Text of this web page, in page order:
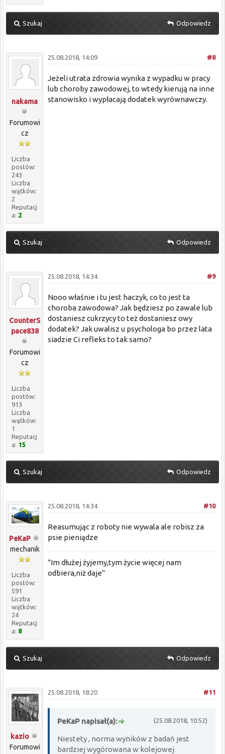
Szukaj Odpowiedz
nakama
Forumowi
cz
Liczba
postów:
243
Liczba
wątków:
2
Reputacj
a: 2
#8
25.08.2018, 14:09
Jeżeli utrata zdrowia wynika z wypadku w pracy
lub choroby zawodowej, to wtedy kierują na inne
stanowisko i wypłacają dodatek wyrównawczy.
Szukaj Odpowiedz
CounterS
pace838
Forumowi
cz
Liczba
postów:
913
Liczba
wątków:
1
Reputacj
a: 15
#9
25.08.2018, 14:34
Nooo właśnie i tu jest haczyk, co to jest ta
choroba zawodowa? Jak będziesz po zawale lub
dostaniesz cukrzycy to też dostaniesz owy
dodatek? Jak uwalisz u psychologa bo przez lata
siadzie Ci refleks to tak samo?
Szukaj Odpowiedz
PeKaP
mechanik
Liczba
postów:
591
Liczba
wątków:
24
Reputacj
a: 8
#10
25.08.2018, 14:34
Reasumując z roboty nie wywala ale robisz za
psie pieniądze
"Im dłużej żyjemy,tym życie więcej nam
odbiera,niż daje"
Szukaj Odpowiedz
kazio
Forumowi
#11
25.08.2018, 18:20
(25.08.2018, 10:52)
PeKaP napisał(a):
Niestety , norma wyników z badań jest
bardziej wygórowana w kolejowej